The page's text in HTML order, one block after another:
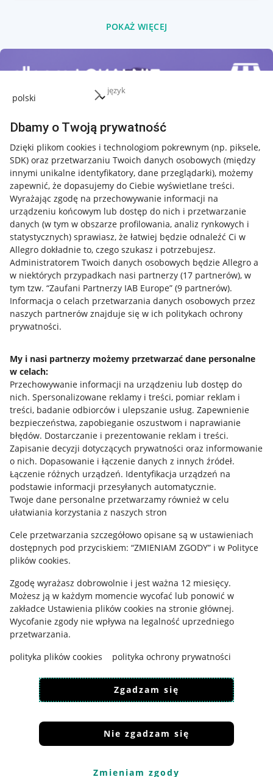
język
Dbamy o Twoją prywatność
Dzięki plikom cookies i technologiom pokrewnym (np. piksele,
SDK) oraz przetwarzaniu Twoich danych osobowych (między
innymi unikalne identyfikatory, dane przeglądarki), możemy
zapewnić, że dopasujemy do Ciebie wyświetlane treści.
Wyrażając zgodę na przechowywanie informacji na
urządzeniu końcowym lub dostęp do nich i przetwarzanie
danych (w tym w obszarze profilowania, analiz rynkowych i
statystycznych) sprawiasz, że łatwiej będzie odnaleźć Ci w
Allegro dokładnie to, czego szukasz i potrzebujesz.
Administratorem Twoich danych osobowych będzie Allegro a
w niektórych przypadkach nasi partnerzy (17 partnerów), w
tym tzw. “Zaufani Partnerzy IAB Europe” (9 partnerów).
Informacja o celach przetwarzania danych osobowych przez
naszych partnerów znajduje się w ich politykach ochrony
prywatności.
My i nasi partnerzy możemy przetwarzać dane personalne
w celach:
Przechowywanie informacji na urządzeniu lub dostęp do
nich. Spersonalizowane reklamy i treści, pomiar reklam i
treści, badanie odbiorców i ulepszanie usług. Zapewnienie
bezpieczeństwa, zapobieganie oszustwom i naprawianie
błędów. Dostarczanie i prezentowanie reklam i treści.
Zapisanie decyzji dotyczących prywatności oraz informowanie
o nich. Dopasowanie i łączenie danych z innych źródeł.
Łączenie różnych urządzeń. Identyfikacja urządzeń na
podstawie informacji przesyłanych automatycznie.
Twoje dane personalne przetwarzamy również w celu
ułatwiania korzystania z naszych stron
Cele przetwarzania szczegółowo opisane są w ustawieniach
dostępnych pod przyciskiem: “ZMIENIAM ZGODY” i w Polityce
plików cookies.
Zgodę wyrażasz dobrowolnie i jest ważna 12 miesięcy.
Możesz ją w każdym momencie wycofać lub ponowić w
zakładce Ustawienia plików cookies na stronie głównej.
Wycofanie zgody nie wpływa na legalność uprzedniego
przetwarzania.
polityka plików cookies
polityka ochrony prywatności
Zgadzam się
Nie zgadzam się
Zmieniam zgody
POKAŻ WIĘCEJ
Przydatne informacje
Jak to działa
Allegro Gadane dla sprzedających
Allegro Gadane dla kupujących
Mapa miejscowości
Informacje prawne
Regulamin
Polityka plików "cookies"
Ustawienia plików "cookies"
Udostępnianie lokalizacji
Informacje dla Aktu o Usługach Cyfrowych
Pobierz aplikację
Korzystanie z serwisu oznacza akceptacjęregulaminu